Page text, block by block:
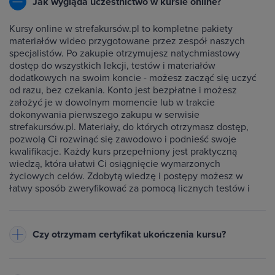
Kursy online w strefakursów.pl to kompletne pakiety
materiałów wideo przygotowane przez zespół naszych
specjalistów. Po zakupie otrzymujesz natychmiastowy
dostęp do wszystkich lekcji, testów i materiałów
dodatkowych na swoim koncie - możesz zacząć się uczyć
od razu, bez czekania. Konto jest bezpłatne i możesz
założyć je w dowolnym momencie lub w trakcie
dokonywania pierwszego zakupu w serwisie
strefakursów.pl. Materiały, do których otrzymasz dostęp,
pozwolą Ci rozwinąć się zawodowo i podnieść swoje
kwalifikacje. Każdy kurs przepełniony jest praktyczną
wiedzą, która ułatwi Ci osiągnięcie wymarzonych
życiowych celów. Zdobytą wiedzę i postępy możesz w
łatwy sposób zweryfikować za pomocą licznych testów i
Czy otrzymam certyfikat ukończenia kursu?